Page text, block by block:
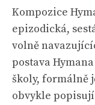
Kompozice
epizodická,
volně
postava
školy, formálně
obvykle